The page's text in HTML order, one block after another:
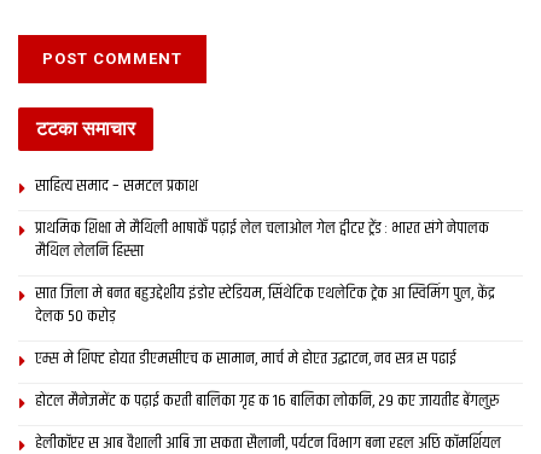
टटका समाचार
साहित्य समाद – समटल प्रकाश
प्राथमिक शि‍क्षा मे मैथि‍ली भाषाकेँ पढ़ाई लेल चलाओल गेल ट्वीटर ट्रेंड : भारत संगे नेपालक
मैथिल लेलनि हिस्सा
सात जिला मे बनत बहुउद्देशीय इंडोर स्‍टेडि‍यम, सिंथेटिक एथलेटिक ट्रेक आ स्विमिंग पुल, केंद्र
देलक 50 करोड़
एम्स मे शिफ्ट होयत डीएमसीएच क सामान, मार्च मे होएत उद्घाटन, नव सत्र स पढाई
होटल मैनेजमेंट क पढ़ाई करती बालिका गृह क 16 बालिका लोकनि, 29 कए जायतीह बेंगलुरु
हेलीकॉप्टर स आब वैशाली आबि जा सकता सैलानी, पर्यटन विभाग बना रहल अछि कॉमर्शियल